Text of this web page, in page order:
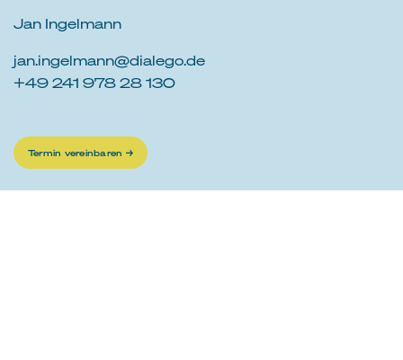
Jan Ingelmann
jan.ingelmann@dialego.de
+49 241 978 28 130
Termin vereinbaren →